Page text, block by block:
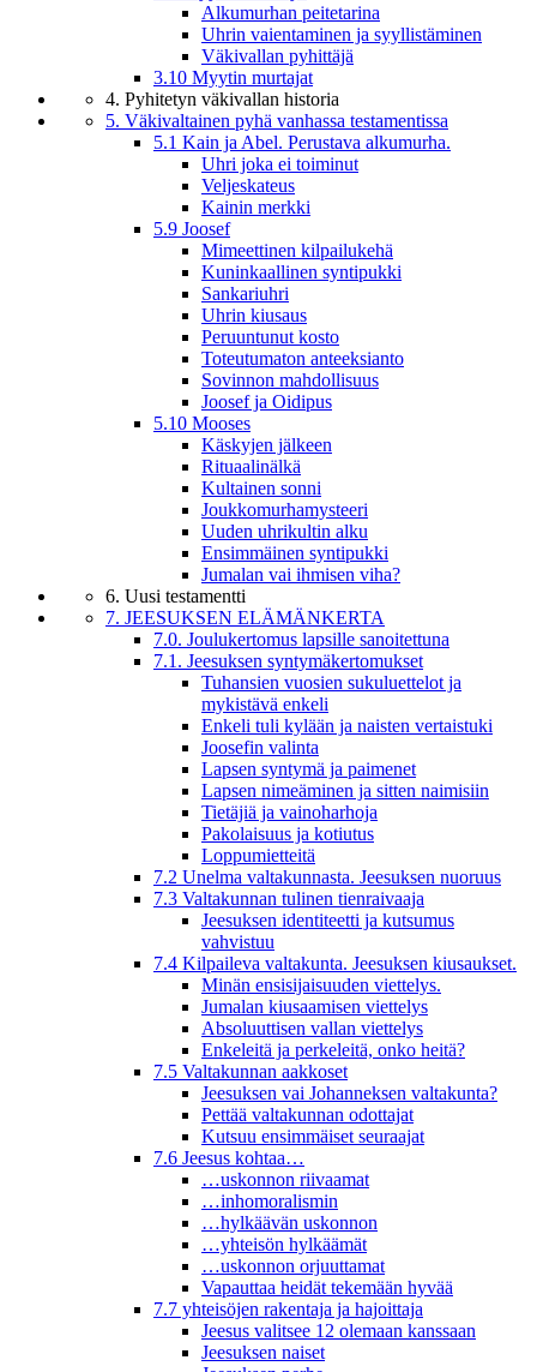
Alkumurhan peitetarina
Uhrin vaientaminen ja syyllistäminen
Väkivallan pyhittäjä
3.10 Myytin murtajat
4. Pyhitetyn väkivallan historia
5. Väkivaltainen pyhä vanhassa testamentissa
5.1 Kain ja Abel. Perustava alkumurha.
Uhri joka ei toiminut
Veljeskateus
Kainin merkki
5.9 Joosef
Mimeettinen kilpailukehä
Kuninkaallinen syntipukki
Sankariuhri
Uhrin kiusaus
Peruuntunut kosto
Toteutumaton anteeksianto
Sovinnon mahdollisuus
Joosef ja Oidipus
5.10 Mooses
Käskyjen jälkeen
Rituaalinälkä
Kultainen sonni
Joukkomurhamysteeri
Uuden uhrikultin alku
Ensimmäinen syntipukki
Jumalan vai ihmisen viha?
6. Uusi testamentti
7. JEESUKSEN ELÄMÄNKERTA
7.0. Joulukertomus lapsille sanoitettuna
7.1. Jeesuksen syntymäkertomukset
Tuhansien vuosien sukuluettelot ja
mykistävä enkeli
Enkeli tuli kylään ja naisten vertaistuki
Joosefin valinta
Lapsen syntymä ja paimenet
Lapsen nimeäminen ja sitten naimisiin
Tietäjiä ja vainoharhoja
Pakolaisuus ja kotiutus
Loppumietteitä
7.2 Unelma valtakunnasta. Jeesuksen nuoruus
7.3 Valtakunnan tulinen tienraivaaja
Jeesuksen identiteetti ja kutsumus
vahvistuu
7.4 Kilpaileva valtakunta. Jeesuksen kiusaukset.
Minän ensisijaisuuden viettelys.
Jumalan kiusaamisen viettelys
Absoluuttisen vallan viettelys
Enkeleitä ja perkeleitä, onko heitä?
7.5 Valtakunnan aakkoset
Jeesuksen vai Johanneksen valtakunta?
Pettää valtakunnan odottajat
Kutsuu ensimmäiset seuraajat
7.6 Jeesus kohtaa…
…uskonnon riivaamat
…inhomoralismin
…hylkäävän uskonnon
…yhteisön hylkäämät
…uskonnon orjuuttamat
Vapauttaa heidät tekemään hyvää
7.7 yhteisöjen rakentaja ja hajoittaja
Jeesus valitsee 12 olemaan kanssaan
Jeesuksen naiset